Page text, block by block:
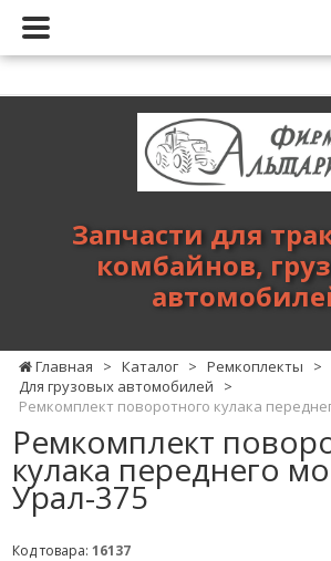
тракторов,
комбайнов,
Запчасти для
комбайнов,
Главная > Каталог > Ремкоплекты
>
Для грузовых автомобилей
>
Ремкомплект поворотного кулака
Ремкомплект
кулака переднего
Урал-375
Код товара: 16137